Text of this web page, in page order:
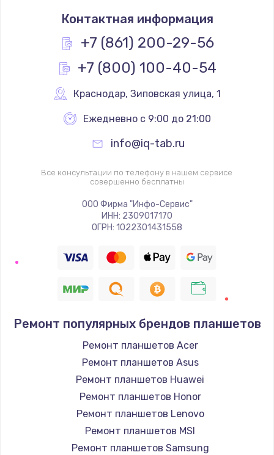
Контактная информация
+7 (861) 200-29-56
+7 (800) 100-40-54
Краснодар, Зиповская улица, 1
Ежедневно с 9:00 до 21:00
info@iq-tab.ru
Все консультации по телефону в нашем сервисе
совершенно бесплатны
ООО Фирма "Инфо-Сервис"
ИНН: 2309017170
ОГРН: 1022301431558
Ремонт популярных брендов планшетов
Ремонт планшетов Acer
Ремонт планшетов Asus
Ремонт планшетов Huawei
Ремонт планшетов Honor
Ремонт планшетов Lenovo
Ремонт планшетов MSI
Ремонт планшетов Samsung